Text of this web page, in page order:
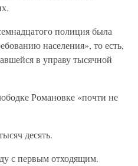
полиция была
населения», то есть,
в управу тысячной
Романовке «почти не
десять.
с первым отходящим.